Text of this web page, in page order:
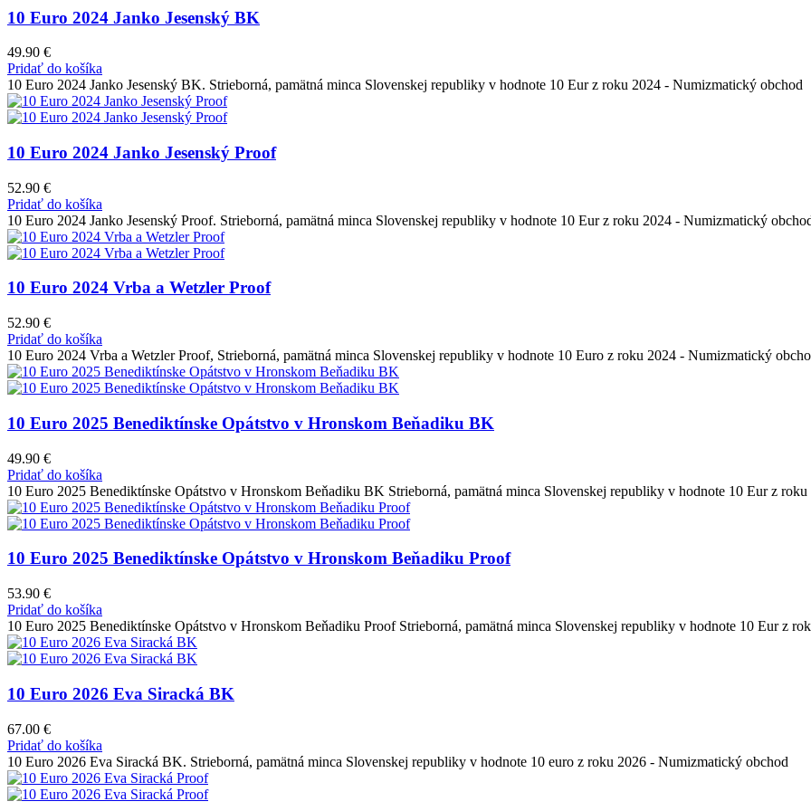
10 Euro 2024 Janko Jesenský BK
49.90 €
Pridať do košíka
10 Euro 2024 Janko Jesenský BK. Strieborná, pamätná minca Slovenskej republiky v hodnote 10 Eur z roku 2024 - Numizmatický obchod
10 Euro 2024 Janko Jesenský Proof
52.90 €
Pridať do košíka
10 Euro 2024 Janko Jesenský Proof. Strieborná, pamätná minca Slovenskej republiky v hodnote 10 Eur z roku 2024 - Numizmatický
10 Euro 2024 Vrba a Wetzler Proof
52.90 €
Pridať do košíka
10 Euro 2024 Vrba a Wetzler Proof, Strieborná, pamätná minca Slovenskej republiky v hodnote 10 Euro z roku 2024 - Numizmatický
10 Euro 2025 Benediktínske Opátstvo v Hronskom Beňadiku BK
49.90 €
Pridať do košíka
10 Euro 2025 Benediktínske Opátstvo v Hronskom Beňadiku BK Strieborná, pamätná minca Slovenskej republiky v hodnote 10 Eur z roku
10 Euro 2025 Benediktínske Opátstvo v Hronskom Beňadiku Proof
53.90 €
Pridať do košíka
10 Euro 2025 Benediktínske Opátstvo v Hronskom Beňadiku Proof Strieborná, pamätná minca Slovenskej republiky v hodnote 10 Eur z
10 Euro 2026 Eva Siracká BK
67.00 €
Pridať do košíka
10 Euro 2026 Eva Siracká BK. Strieborná, pamätná minca Slovenskej republiky v hodnote 10 euro z roku 2026 - Numizmatický obchod